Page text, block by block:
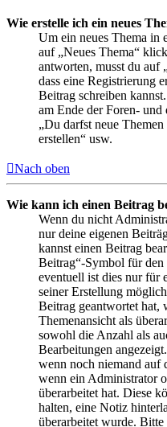
Wie erstelle ich ein neues
Um ein neues Thema in
auf „Neues Thema“
antworten, musst du auf
dass eine Registrierung
Beitrag schreiben
am Ende der Foren-
„Du darfst neue
erstellen“ usw.
Nach oben
Wie kann ich einen Beitrag
Wenn du nicht
nur deine eigenen
kannst einen Beitrag
Beitrag“-Symbol für den
eventuell ist dies nur für
seiner Erstellung
Beitrag geantwortet hat,
Themenansicht als
sowohl die Anzahl als
Bearbeitungen
wenn noch niemand auf
wenn ein Administrator
überarbeitet hat. Diese
halten, eine Notiz
überarbeitet wurde. Bitte